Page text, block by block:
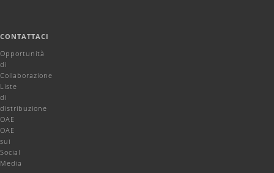
CONTATTACI
Opportunità
di
Collaborazione
Liste
di
distribuzione
OAE
OAE
sui
Social
Media